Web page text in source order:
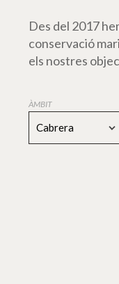
Des del 2017
conservació
els nostres
ÀMBIT
Cabrera